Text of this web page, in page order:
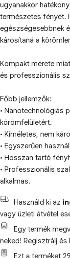
ugyanakkor
természetes fényét.
egészségesebbnek
károsítaná a
Kompakt mérete
és professzionális
Főbb jellemzők:
• Nanotechnológiás
körömfelületért.
• Kíméletes, nem
• Egyszerűen
• Hosszan tartó
• Professzionális
alkalmas.
Használd ki az
vagy üzleti átvétel
Egy termék
neked! Regisztrálj
Ezt a terméket